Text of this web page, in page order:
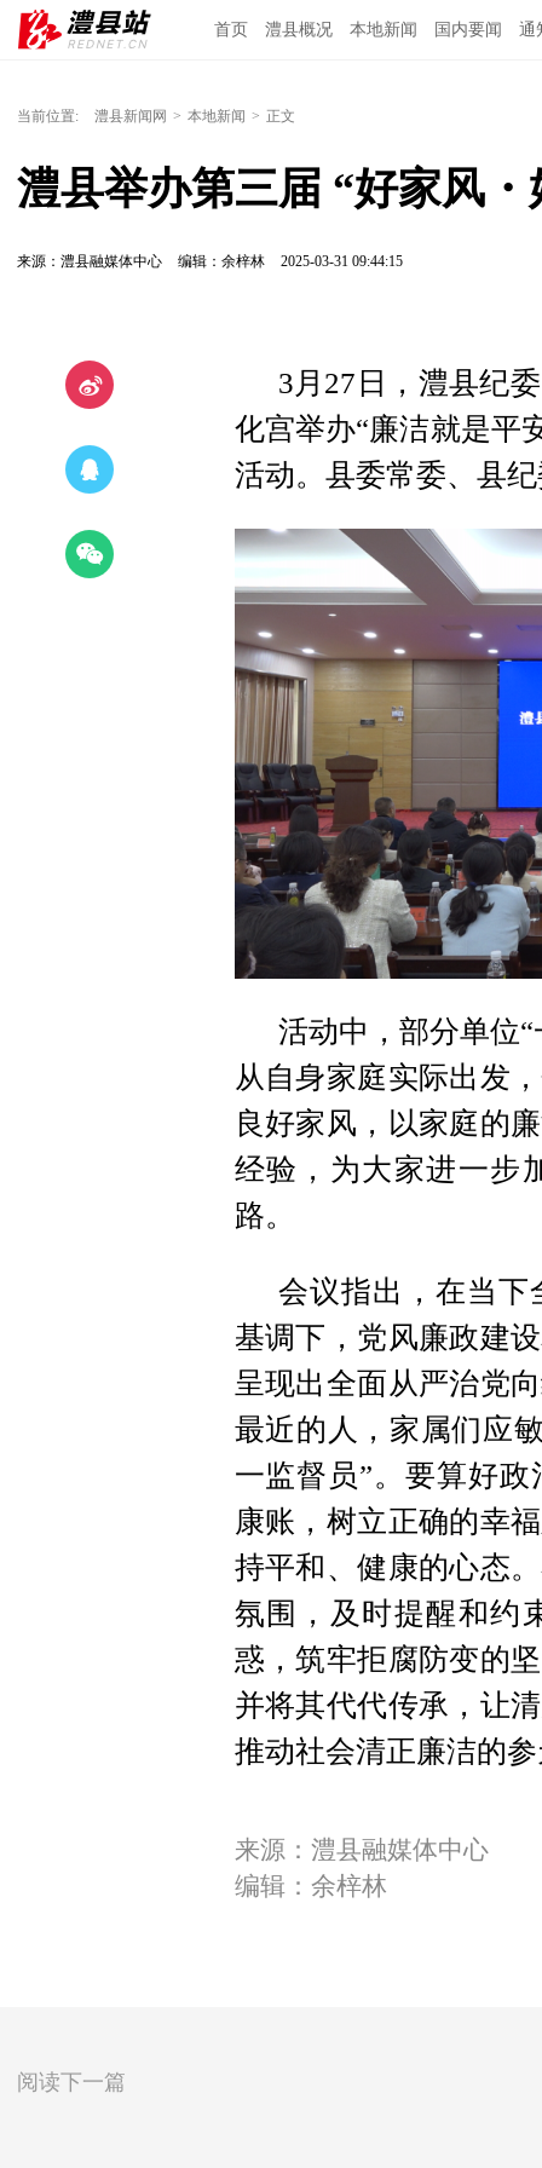
首页 澧县概况 本地新闻 国内要闻 通
当前位置: 澧县新闻网 > 本地新闻 > 正文
澧县举办第三届 “好家风
来源：澧县融媒体中心 编辑：余梓林 2025-03-31 09:44:15
3月27日，澧县纪
化宫举办“廉洁就是平
活动。县委常委、县
活动中，部分单位
从自身家庭实际出发
良好家风，以家庭的
经验，为大家进一步
路。
会议指出，在当下
基调下，党风廉政建
呈现出全面从严治党
最近的人，家属们应
一监督员”。要算好
康账，树立正确的幸
持平和、健康的心态
氛围，及时提醒和约
惑，筑牢拒腐防变的
并将其代代传承，让
推动社会清正廉洁的
来源：澧县融媒体中心
编辑：余梓林
阅读下一篇